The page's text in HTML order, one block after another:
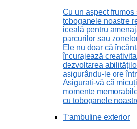
Cu un aspect frumos
toboganele noastre
ideală pentru
parcurilor sau
Ele nu doar că
încurajează
dezvoltarea
asigurându-le ore
Asigurați-vă că
momente
cu toboganele
Trambuline exterior